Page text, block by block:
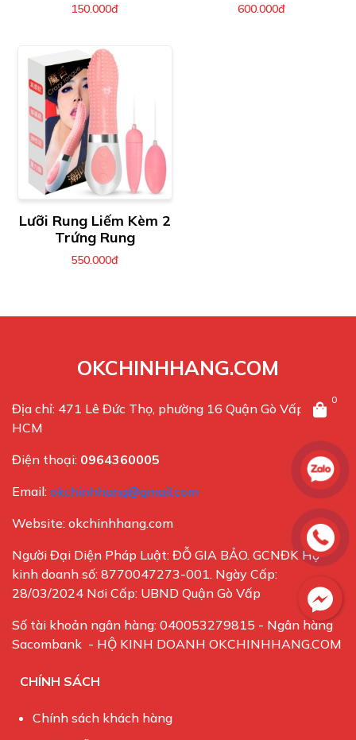
150.000đ 600.000đ
Lưỡi Rung Liếm Kèm 2
Trứng Rung
550.000đ
OKCHINHHANG.COM
Địa chỉ: 471 Lê Đức Thọ, phường 16 Quận Gò Vấp, TP
HCM
Điện thoại: 0964360005
Email: okchinhhang@gmail.com
Website: okchinhhang.com
Người Đại Diện Pháp Luật: ĐỖ GIA BẢO. GCNĐK Hộ
kinh doanh số: 8770047273-001. Ngày Cấp:
28/03/2024 Nơi Cấp: UBND Quận Gò Vấp
Số tài khoản ngân hàng: 040053279815 - Ngân hàng
Sacombank - HỘ KINH DOANH OKCHINHHANG.COM
CHÍNH SÁCH
Chính sách khách hàng
0